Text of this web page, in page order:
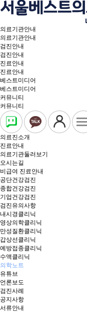
의료기관안내
의료기관안내
검진안내
검진안내
진료안내
진료안내
베스트미디어
베스트미디어
커뮤니티
커뮤니티
의료진소개
진료안내
의료기관둘러보기
오시는길
비급여 진료안내
공단건강검진
종합건강검진
기업건강검진
검진유의사항
내시경클리닉
영상의학클리닉
만성질환클리닉
갑상선클리닉
예방접종클리닉
수액클리닉
의학노트
유튜브
언론보도
검진사례
공지사항
서류안내